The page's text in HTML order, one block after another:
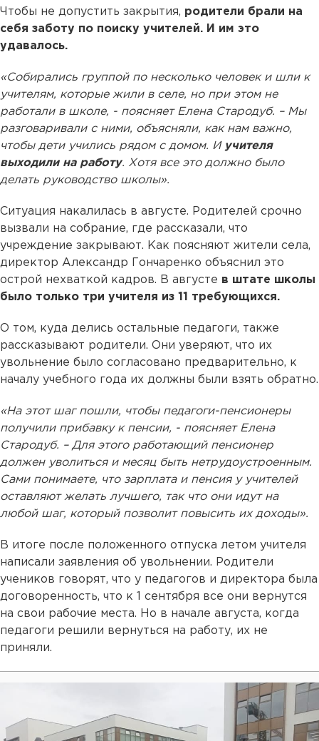
Чтобы не допустить закрытия, родители брали на
себя заботу по поиску учителей. И им это
удавалось.
«Собирались группой по несколько человек и шли к
учителям, которые жили в селе, но при этом не
работали в школе, - поясняет Елена Стародуб. – Мы
разговаривали с ними, объясняли, как нам важно,
чтобы дети учились рядом с домом. И учителя
выходили на работу. Хотя все это должно было
делать руководство школы».
Ситуация накалилась в августе. Родителей срочно
вызвали на собрание, где рассказали, что
учреждение закрывают. Как поясняют жители села,
директор Александр Гончаренко объяснил это
острой нехваткой кадров. В августе в штате школы
было только три учителя из 11 требующихся.
О том, куда делись остальные педагоги, также
рассказывают родители. Они уверяют, что их
увольнение было согласовано предварительно, к
началу учебного года их должны были взять обратно.
«На этот шаг пошли, чтобы педагоги-пенсионеры
получили прибавку к пенсии, - поясняет Елена
Стародуб. – Для этого работающий пенсионер
должен уволиться и месяц быть нетрудоустроенным.
Сами понимаете, что зарплата и пенсия у учителей
оставляют желать лучшего, так что они идут на
любой шаг, который позволит повысить их доходы».
В итоге после положенного отпуска летом учителя
написали заявления об увольнении. Родители
учеников говорят, что у педагогов и директора была
договоренность, что к 1 сентября все они вернутся
на свои рабочие места. Но в начале августа, когда
педагоги решили вернуться на работу, их не
приняли.